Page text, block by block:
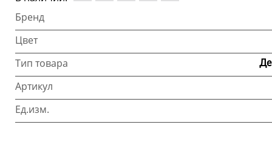
Бренд
Цвет
Тип товара
Артикул
Ед.изм.